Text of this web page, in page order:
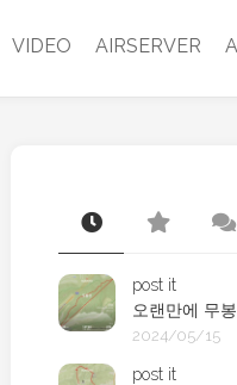
VIDEO AIRSERVER
post it
오랜만에 무
2024/05/15
post it